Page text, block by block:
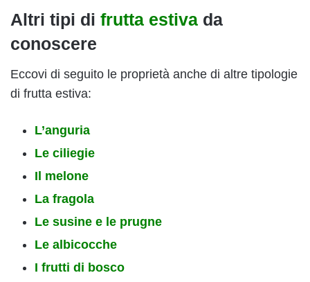
Altri tipi di frutta estiva da
conoscere
Eccovi di seguito le proprietà anche di altre tipologie
di frutta estiva:
L’anguria
Le ciliegie
Il melone
La fragola
Le susine e le prugne
Le albicocche
I frutti di bosco